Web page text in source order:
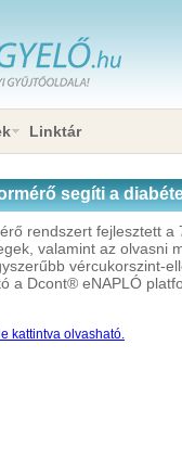
Linktár
segíti a
rendszert fejlesztett a
valamint az olvasni
vércukorszint-
a Dcont® eNAPLÓ
kattintva olvasható.